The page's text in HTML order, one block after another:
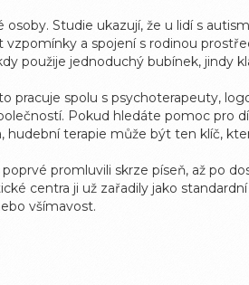
Studie ukazují, že u lidí s
a spojení s rodinou
použije jednoduchý bubínek, jindy
pracuje spolu s psychoterapeuty,
Pokud hledáte pomoc pro
hudební terapie může být ten klíč,
promluvili skrze píseň, až po
centra ji už zařadily jako
všímavost.